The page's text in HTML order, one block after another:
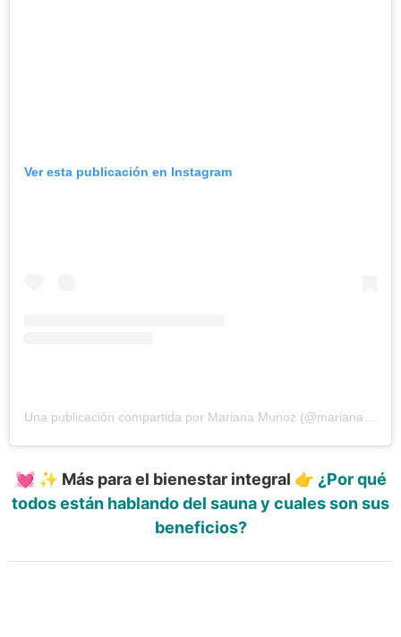
Ver esta publicación en Instagram
💓 ✨ Más para el bienestar integral 👉 ¿Por qué
todos están hablando del sauna y cuales son sus
beneficios?